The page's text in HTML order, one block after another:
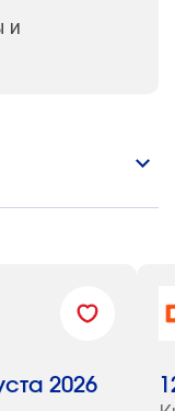
и
2026